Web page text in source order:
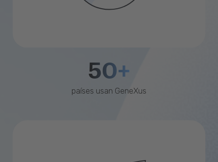
50+
países usan GeneXus